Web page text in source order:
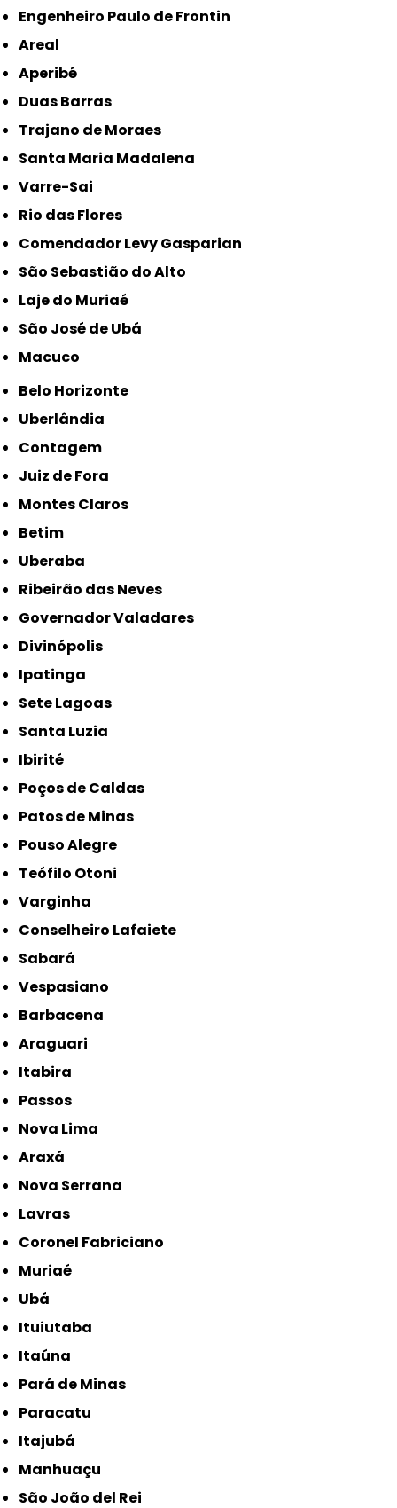
Engenheiro Paulo de Frontin
Areal
Aperibé
Duas Barras
Trajano de Moraes
Santa Maria Madalena
Varre-Sai
Rio das Flores
Comendador Levy Gasparian
São Sebastião do Alto
Laje do Muriaé
São José de Ubá
Macuco
Belo Horizonte
Uberlândia
Contagem
Juiz de Fora
Montes Claros
Betim
Uberaba
Ribeirão das Neves
Governador Valadares
Divinópolis
Ipatinga
Sete Lagoas
Santa Luzia
Ibirité
Poços de Caldas
Patos de Minas
Pouso Alegre
Teófilo Otoni
Varginha
Conselheiro Lafaiete
Sabará
Vespasiano
Barbacena
Araguari
Itabira
Passos
Nova Lima
Araxá
Nova Serrana
Lavras
Coronel Fabriciano
Muriaé
Ubá
Ituiutaba
Itaúna
Pará de Minas
Paracatu
Itajubá
Manhuaçu
São João del Rei